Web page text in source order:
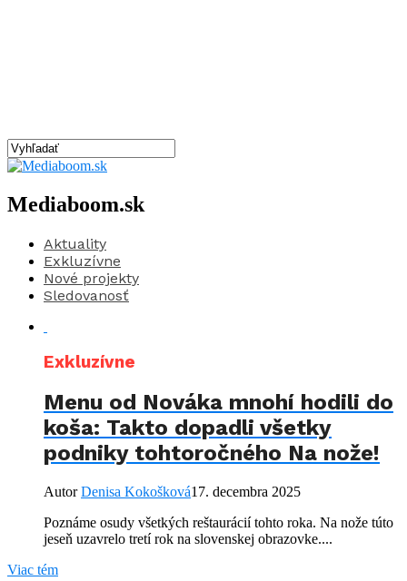
Mediaboom.sk
Aktuality
Exkluzívne
Nové projekty
Sledovanosť
Exkluzívne
Menu od Nováka mnohí hodili do
koša: Takto dopadli všetky
podniky tohtoročného Na nože!
AutorDenisa Kokošková17. decembra 2025
Poznáme osudy všetkých reštaurácií tohto roka. Na nože túto
jeseň uzavrelo tretí rok na slovenskej obrazovke....
Viac tém